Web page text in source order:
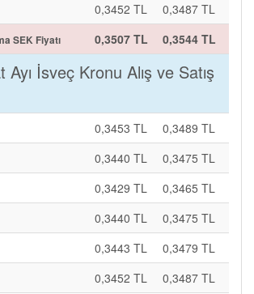
0,3452 TL 0,3487 TL
SEK Fiyatı 0,3507 TL 0,3544 TL
İsveç Kronu Alış ve Satış
0,3453 TL
0,3489 TL
0,3440 TL
0,3475 TL
0,3429 TL
0,3465 TL
0,3440 TL
0,3475 TL
0,3443 TL
0,3479 TL
0,3452 TL
0,3487 TL